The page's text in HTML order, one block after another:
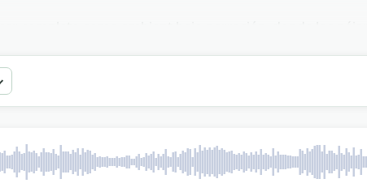
de mundo abierto aprovechan los pájaros
libre de derechos, sin marca de agua para cine, vídeo